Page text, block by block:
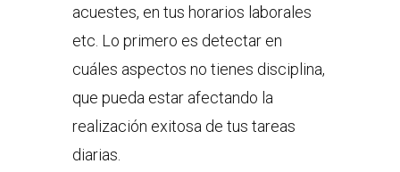
acuestes, en tus horarios laborales
etc. Lo primero es detectar en
cuáles aspectos no tienes disciplina,
que pueda estar afectando la
realización exitosa de tus tareas
diarias.